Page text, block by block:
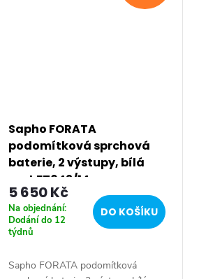
Sapho FORATA
podomítková sprchová
baterie, 2 výstupy, bílá
mat FT042/14
5 650 Kč
Na objednání:
Dodání do 12
týdnů
DO KOŠÍKU
Sapho FORATA podomítková